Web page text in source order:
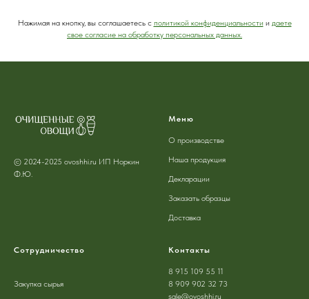
Нажимая на кнопку, вы соглашаетесь с политикой конфиденциальностии даете
свое согласие на обработку персональных данных.
© 2024-2025 ovoshhi.ru ИП Норкин
Ф.Ю.
Меню
О производстве
Наша продукция
Декларации
Заказать образцы
Доставка
Сотрудничество
Закупка сырья
Контакты
8 915 109 55 11
8 909 902 32 73
sale@ovoshhi.ru